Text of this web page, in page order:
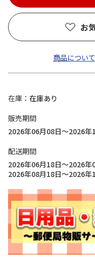
お
商品につい
在庫
在庫あり
販売期間
2026年06月08日～2026年
配送期間
2026年06月18日～2026年
2026年08月18日～2026年